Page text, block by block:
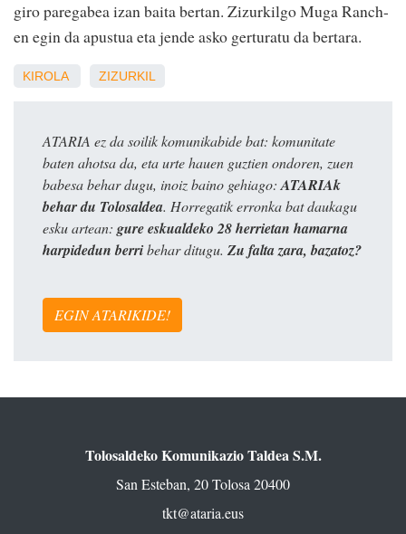
giro paregabea izan baita bertan. Zizurkilgo Muga Ranch-
en egin da apustua eta jende asko gerturatu da bertara.
KIROLA ZIZURKIL
ATARIA ez da soilik komunikabide bat: komunitate
baten ahotsa da, eta urte hauen guztien ondoren, zuen
babesa behar dugu, inoiz baino gehiago: ATARIAk
behar du Tolosaldea. Horregatik erronka bat daukagu
esku artean: gure eskualdeko 28 herrietan hamarna
harpidedun berribehar ditugu. Zu falta zara, bazatoz?
EGIN ATARIKIDE!
Tolosaldeko Komunikazio Taldea S.M.
San Esteban, 20 Tolosa 20400
tkt@ataria.eus